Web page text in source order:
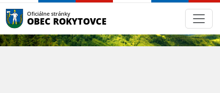
Oficiálne stránky
OBEC ROKYTOVCE